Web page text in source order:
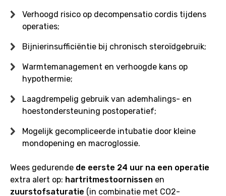
Verhoogd risico op decompensatio cordis tijdens
operaties;
Bijnierinsufficiëntie bij chronisch steroïdgebruik;
Warmtemanagement en verhoogde kans op
hypothermie;
Laagdrempelig gebruik van ademhalings- en
hoestondersteuning postoperatief;
Mogelijk gecompliceerde intubatie door kleine
mondopening en macroglossie.
Wees gedurende de eerste 24 uur na een operatie
extra alert op: hartritmestoornissen en
zuurstofsaturatie (in combinatie met CO2-